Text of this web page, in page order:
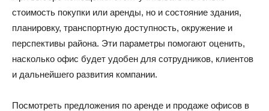
стоимость покупки или аренды, но и состояние здания,
планировку, транспортную доступность, окружение и
перспективы района. Эти параметры помогают оценить,
насколько офис будет удобен для сотрудников, клиентов
и дальнейшего развития компании.
Посмотреть предложения по аренде и продаже офисов в